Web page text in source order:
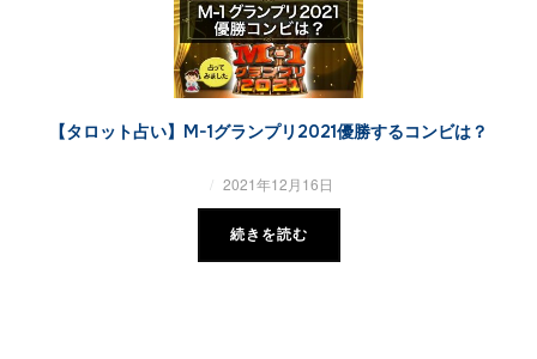
【タロット占い】M-1グランプリ2021優勝するコンビは？
2021年12月16日
続きを読む